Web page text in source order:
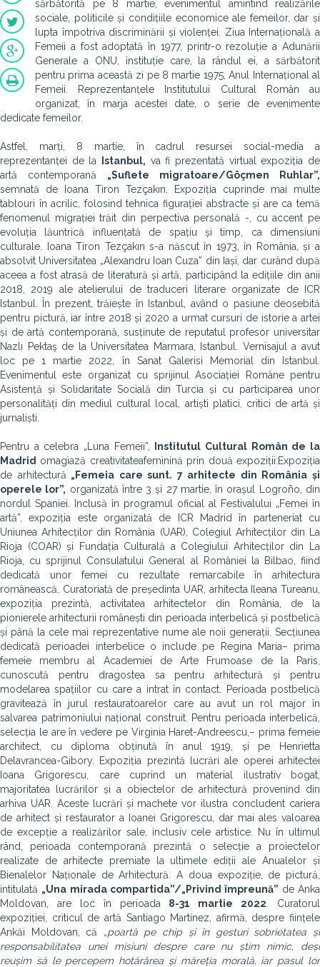
sărbătorită pe 8 martie, evenimentul amintind realizările
sociale, politicile și condițiile economice ale femeilor, dar și
lupta împotriva discriminării și violenței. Ziua Internațională a
Femeii a fost adoptată în 1977, printr-o rezoluție a Adunării
Generale a ONU, instituție care, la rândul ei, a sărbătorit
pentru prima această zi pe 8 martie 1975, Anul Internațional al
Femeii. Reprezentanțele Institutului Cultural Român au
organizat, în marja acestei date, o serie de evenimente
dedicate femeilor.
Astfel, marți, 8 martie, în cadrul resursei social-media a
reprezentanței de la
Istanbul, va fi prezentată virtual expoziția de
artă contemporană „Suflete migratoare/Göçmen Ruhlar”,
semnată de Ioana Tiron Tezçakın. Expoziția cuprinde mai multe
tablouri în acrilic, folosind tehnica figurației abstracte și are ca temă
fenomenul migrației trăit din perpectiva personală -, cu accent pe
evoluția lăuntrică influențată de spațiu și timp, ca dimensiuni
culturale. Ioana Tiron Tezçakın s-a născut în 1973, în România, și a
absolvit Universitatea „Alexandru Ioan Cuza” din Iași, dar curând după
aceea a fost atrasă de literatură și artă, participând la edițiile din anii
2018, 2019 ale atelierului de traduceri literare organizate de ICR
Istanbul. În prezent, trăiește în Istanbul, având o pasiune deosebită
pentru pictură, iar între 2018 și 2020 a urmat cursuri de istorie a artei
și de artă contemporană, susținute de reputatul profesor universitar
Nazlı Pektaş de la Universitatea Marmara, Istanbul. Vernisajul a avut
loc pe 1 martie 2022, în Sanat Galerisi Memorial din Istanbul.
Evenimentul este organizat cu sprijinul Asociației Române pentru
Asistență și Solidaritate Socială din Turcia și cu participarea unor
personalități din mediul cultural local, artiști platici, critici de artă și
jurnaliști.
Pentru a celebra „Luna Femeii”,
Institutul Cultural Român de la
Madrid omagiază creativitateafeminină prin două expoziții:Expoziția
de arhitectură „Femeia care sunt. 7 arhitecte din România și
operele lor”, organizată între 3 și 27 martie, în orașul Logroño, din
nordul Spaniei. Inclusă în programul oficial al Festivalului „Femei în
artă”, expoziția este organizată de ICR Madrid în parteneriat cu
Uniunea Arhitecților din România (UAR), Colegiul Arhitecților din La
Rioja (COAR) și Fundația Culturală a Colegiului Arhitecților din La
Rioja, cu sprijinul Consulatului General al României la Bilbao, fiind
dedicată unor femei cu rezultate remarcabile în arhitectura
românească. Curatoriată de președinta UAR, arhitecta Ileana Tureanu,
expoziția prezintă, activitatea arhitectelor din România, de la
pionierele arhitecturii românești din perioada interbelică și postbelică
și până la cele mai reprezentative nume ale noii generații. Secțiunea
dedicată perioadei interbelice o include pe Regina Maria– prima
femeie membru al Academiei de Arte Frumoase de la Paris,
cunoscută pentru dragostea sa pentru arhitectură și pentru
modelarea spațiilor cu care a intrat în contact. Perioada postbelică
gravitează în jurul restauratoarelor care au avut un rol major în
salvarea patrimoniului național construit. Pentru perioada interbelică,
selecția le are în vedere pe Virginia Haret-Andreescu, – prima femeie
architect, cu diploma obținută în anul 1919, și pe Henrietta
Delavrancea-Gibory. Expoziția prezintă lucrări ale operei arhitectei
Ioana Grigorescu, care cuprind un material ilustrativ bogat,
majoritatea lucrărilor și a obiectelor de arhitectură provenind din
arhiva UAR. Aceste lucrări și machete vor ilustra concludent cariera
de arhitect și restaurator a Ioanei Grigorescu, dar mai ales valoarea
de excepție a realizărilor sale, inclusiv cele artistice. Nu în ultimul
rând, perioada contemporană prezintă o selecție a proiectelor
realizate de arhitecte premiate la ultimele ediții ale Anualelor și
Bienalelor Naționale de Arhitectură. A doua expoziție, de pictură,
intitulată „Una mirada compartida”/„Privind împreună” de Anka
Moldovan,
are loc în perioada 8-31 martie 2022
Curatorul
expoziției, criticul de artă Santiago Martínez, afirmă, despre ființele
Ankăi Moldovan, că „poartă pe chip și în gesturi sobrietatea și
responsabilitatea unei misiuni despre care nu știm nimic, deși
reușim să le percepem hotărârea și măreția morală, iar pasul lor